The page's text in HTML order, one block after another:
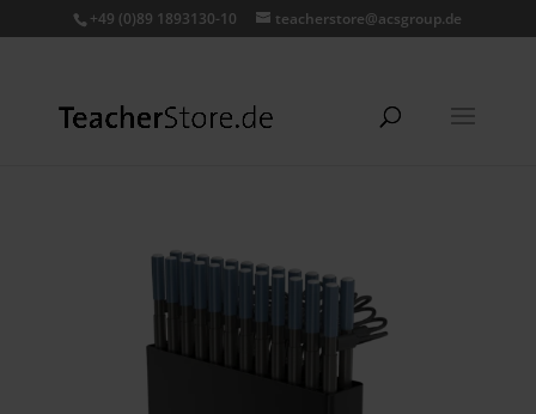
+49 (0)89 1893130-10 teacherstore@acsgroup.de